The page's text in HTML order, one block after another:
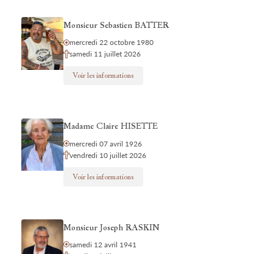
Monsieur Sebastien BATTER
mercredi 22 octobre 1980
samedi 11 juillet 2026
Voir les informations
Madame Claire HISETTE
mercredi 07 avril 1926
vendredi 10 juillet 2026
Voir les informations
Monsieur Joseph RASKIN
samedi 12 avril 1941